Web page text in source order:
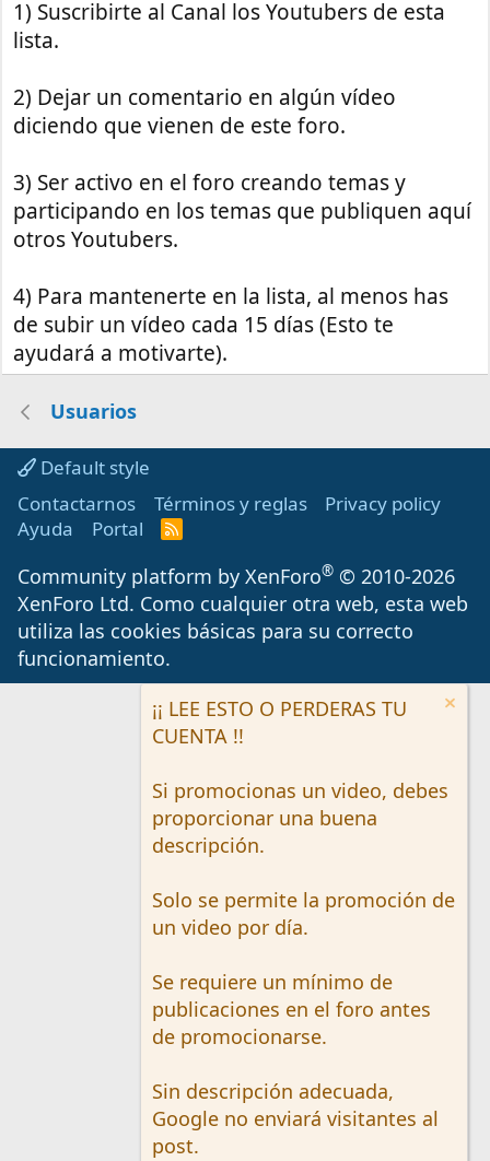
1) Suscribirte al Canal los Youtubers de esta
lista.
2) Dejar un comentario en algún vídeo
diciendo que vienen de este foro.
3) Ser activo en el foro creando temas y
participando en los temas que publiquen aquí
otros Youtubers.
4) Para mantenerte en la lista, al menos has
de subir un vídeo cada 15 días (Esto te
ayudará a motivarte).
Usuarios
Default style
Contactarnos
Términos y reglas
Privacy policy
Ayuda
Portal
R
S
Community platform by XenForo® © 2010-2026
XenForo Ltd. Como cualquier otra web, esta web
utiliza las cookies básicas para su correcto
funcionamiento.
¡¡ LEE ESTO O PERDERAS TU
CUENTA !!
Si promocionas un video, debes
proporcionar una buena
descripción.
Solo se permite la promoción de
un video por día.
Se requiere un mínimo de
publicaciones en el foro antes
de promocionarse.
Sin descripción adecuada,
Google no enviará visitantes al
post.